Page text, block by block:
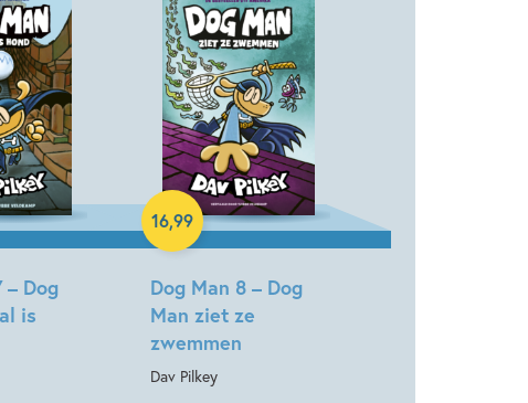
– Dog
is
Dog Man 8 – Dog
Man ziet ze
zwemmen
Dav Pilkey
16,99
Hardcover